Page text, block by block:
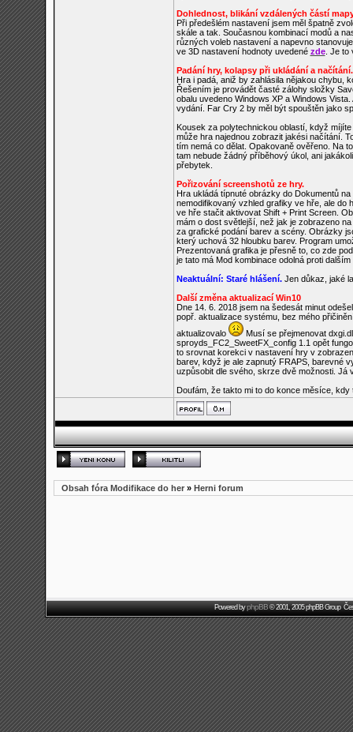
Dohlednost, blikání vzdálených částí
Při předešlém nastavení jsem měl špatně
skále a tak. Současnou kombinací modů a
různých voleb nastavení a napevno
ve 3D nastavení hodnoty uvedené zde. Je to
Padání hry, kolapsy při ukládání a načítání.
Hra i padá, aniž by zahlásila nějakou chybu,
Řešením je provádět časté zálohy složky
obalu uvedeno Windows XP a Windows
vydání. Far Cry 2 by měl být spouštěn jako
Kousek za polytechnickou oblastí, když
může hra najednou zobrazit jakési načítání.
tím nemá co dělat. Opakovaně ověřeno. Na
tam nebude žádný příběhový úkol, ani
přebytek.
Pořizování screenshotů ze hry.
Hra ukládá típnuté obrázky do Dokumentů
nemodifikovaný vzhled grafiky ve hře, ale do
ve hře stačit aktivovat Shift + Print Screen.
mám o dost světlejší, než jak je zobrazeno
za grafické podání barev a scény. Obrázky
který uchová 32 hloubku barev. Program
Prezentovaná grafika je přesně to, co zde
je tato má Mod kombinace odolná proti
Neaktuální: Staré hlášení.Jen důkaz, jaké
Další změna aktualizací Win10
Dne 14. 6. 2018 jsem na šedesát minut
popř. aktualizace systému, bez mého
aktualizovalo
Musí se přejmenovat
sproyds_FC2_SweetFX_config 1.1 opět
to srovnat korekci v nastavení hry v
barev, když je ale zapnutý FRAPS, barevné
uzpůsobit dle svého, skrze dvě možnosti. Já
Doufám, že takto mi to do konce měsíce,
Obsah fóra Modifikace do her» Herni forum
Powered byphpBB© 2001, 2005 phpBB Group